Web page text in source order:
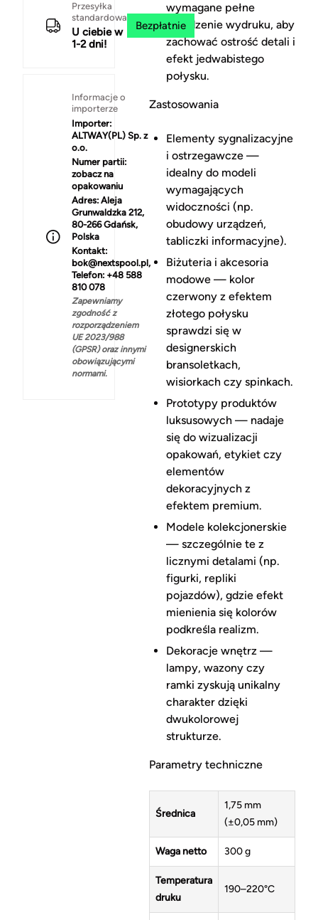
Przesyłka
standardowa
U ciebie w
1-2 dni!
Bezpłatnie
Informacje o
importerze
Importer:
ALTWAY(PL) Sp. z
o.o.
Numer partii:
zobacz na
opakowaniu
Adres: Aleja
Grunwaldzka 212,
80-266 Gdańsk,
Polska
Kontakt:
bok@nextspool.pl,
Telefon: +48 588
810 078
Zapewniamy
zgodność z
rozporządzeniem
UE 2023/988
(GPSR) oraz innymi
obowiązującymi
normami.
wymagane pełne
chłodzenie wydruku, aby
zachować ostrość detali i
efekt jedwabistego
połysku.
Zastosowania
Elementy sygnalizacyjne
i ostrzegawcze —
idealny do modeli
wymagających
widoczności (np.
obudowy urządzeń,
tabliczki informacyjne).
Biżuteria i akcesoria
modowe — kolor
czerwony z efektem
złotego połysku
sprawdzi się w
designerskich
bransoletkach,
wisiorkach czy spinkach.
Prototypy produktów
luksusowych — nadaje
się do wizualizacji
opakowań, etykiet czy
elementów
dekoracyjnych z
efektem premium.
Modele kolekcjonerskie
— szczególnie te z
licznymi detalami (np.
figurki, repliki
pojazdów), gdzie efekt
mienienia się kolorów
podkreśla realizm.
Dekoracje wnętrz —
lampy, wazony czy
ramki zyskują unikalny
charakter dzięki
dwukolorowej
strukturze.
Parametry techniczne
Średnica
1,75 mm
(±0,05 mm)
Waga netto 300 g
Temperatura
druku
190–220°C